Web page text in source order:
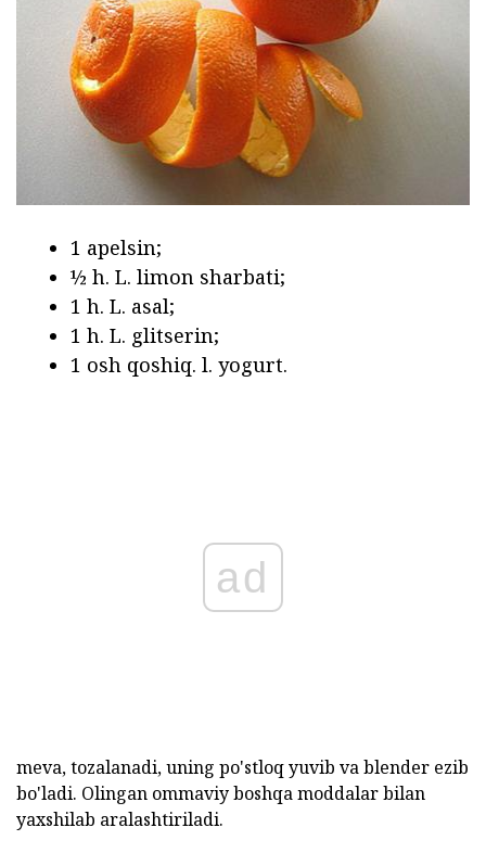
1 apelsin;
½ h. L. limon sharbati;
1 h. L. asal;
1 h. L. glitserin;
1 osh qoshiq. l. yogurt.
ad
meva, tozalanadi, uning po'stloq yuvib va blender ezib
bo'ladi. Olingan ommaviy boshqa moddalar bilan
yaxshilab aralashtiriladi.